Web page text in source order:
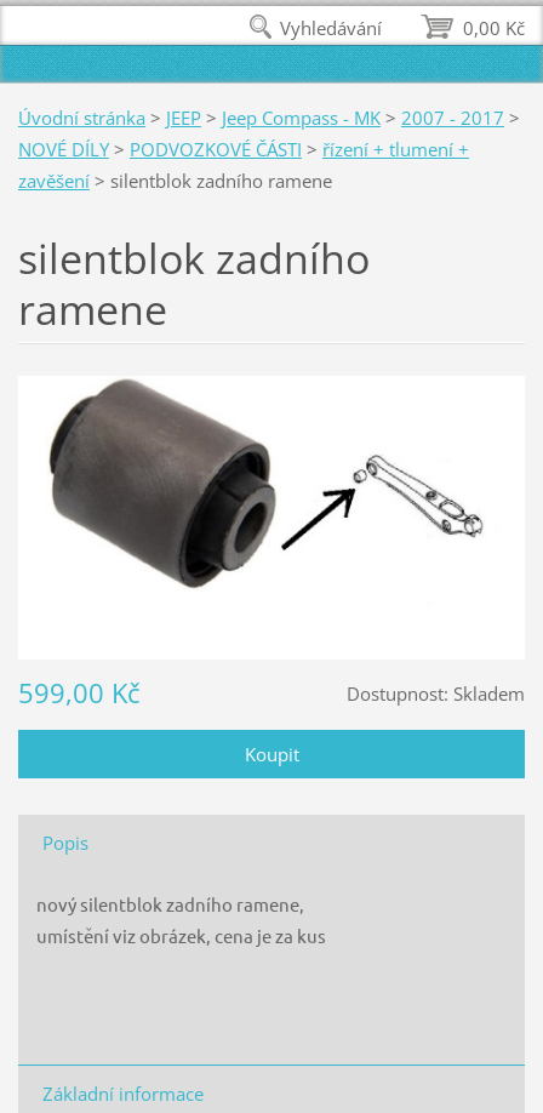
Úvodní stránka > JEEP > Jeep Compass - MK > 2007 - 2017 >
NOVÉ DÍLY > PODVOZKOVÉ ČÁSTI > řízení + tlumení +
zavěšení > silentblok zadního ramene
silentblok zadního
ramene
Dostupnost: Skladem
599,00 Kč
Popis
nový silentblok zadního ramene,
umístění viz obrázek, cena je za kus
Základní informace
0,00 Kč
Vyhledávání